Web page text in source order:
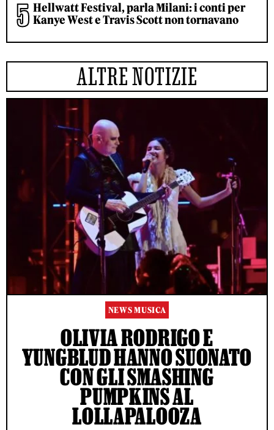
Hellwatt Festival, parla Milani: i conti per
Kanye West e Travis Scott non tornavano
ALTRE NOTIZIE
NEWS MUSICA
OLIVIA RODRIGO E
YUNGBLUD HANNO SUONATO
CON GLI SMASHING
PUMPKINS AL
LOLLAPALOOZA